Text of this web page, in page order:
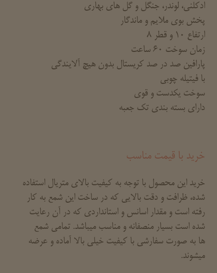
ادکلنی، لوندر، جنگل و گل های بهاری
پخش بوی ملایم و ماندگار
ارتفاع 10 و قطر 8
زمان سوخت 60 ساعت
پارافین صد در صد کریستال بدون هیچ آلایندگی
با فیتیله چوبی
سوخت یکدست و قوی
دارای بسته بندی تک جعبه
خرید با قیمت مناسب
خرید این محصول با توجه به کیفیت بالای متریال استفاده
شده، ظرافت و دقت بالایی که در ساخت این شمع به کار
رفته است و مقدار اسانس و استانداردی که در آن رعایت
شده است بسیار منصفانه و مناسب میباشد. تمامی شمع
ها به صورت سفارشی با کیفیت خیلی بالا آماده و عرضه
میشوند.